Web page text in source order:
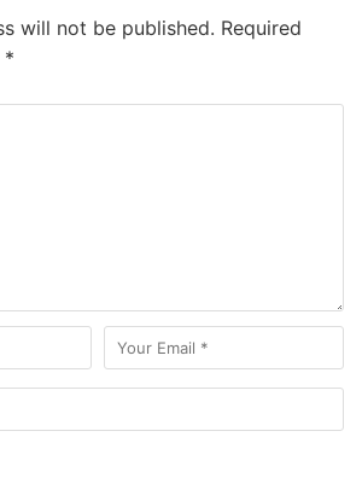
will not be published. Required
*